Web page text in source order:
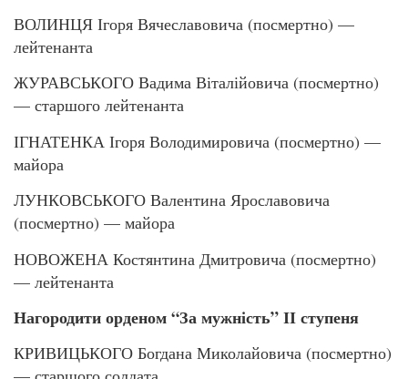
ВОЛИНЦЯ Ігоря Вячеславовича (посмертно) —
лейтенанта
ЖУРАВСЬКОГО Вадима Віталійовича (посмертно)
— старшого лейтенанта
ІГНАТЕНКА Ігоря Володимировича (посмертно) —
майора
ЛУНКОВСЬКОГО Валентина Ярославовича
(посмертно) — майора
НОВОЖЕНА Костянтина Дмитровича (посмертно)
— лейтенанта
Нагородити орденом “За мужність” ІІ ступеня
КРИВИЦЬКОГО Богдана Миколайовича (посмертно)